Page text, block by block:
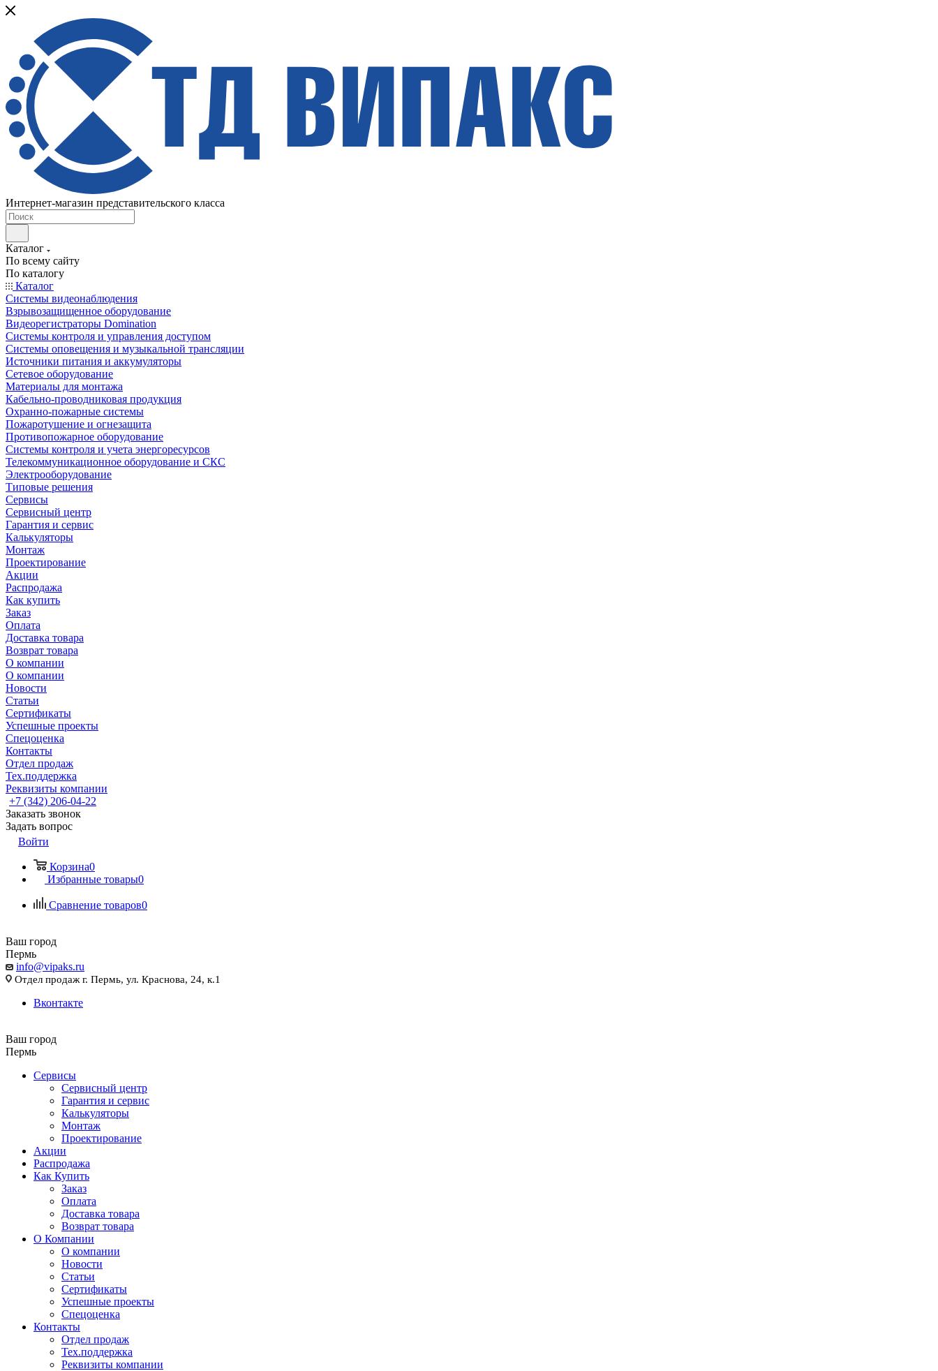
Интернет-магазин представительского класса
Каталог
По всему сайту
По каталогу
Каталог
Системы видеонаблюдения
Взрывозащищенное оборудование
Видеорегистраторы Domination
Системы контроля и управления доступом
Системы оповещения и музыкальной трансляции
Источники питания и аккумуляторы
Сетевое оборудование
Материалы для монтажа
Кабельно-проводниковая продукция
Охранно-пожарные системы
Пожаротушение и огнезащита
Противопожарное оборудование
Системы контроля и учета энергоресурсов
Телекоммуникационное оборудование и СКС
Электрооборудование
Типовые решения
Сервисы
Сервисный центр
Гарантия и сервис
Калькуляторы
Монтаж
Проектирование
Акции
Распродажа
Как купить
Заказ
Оплата
Доставка товара
Возврат товара
О компании
О компании
Новости
Статьи
Сертификаты
Успешные проекты
Спецоценка
Контакты
Отдел продаж
Тех.поддержка
Реквизиты компании
+7 (342) 206-04-22
Заказать звонок
Задать вопрос
Войти
Корзина0
Избранные товары0
Сравнение товаров0
Ваш город
Пермь
info@vipaks.ru
Отдел продаж г. Пермь, ул. Краснова, 24, к.1
Вконтакте
Ваш город
Пермь
Сервисы
Сервисный центр
Гарантия и сервис
Калькуляторы
Монтаж
Проектирование
Акции
Распродажа
Как Купить
Заказ
Оплата
Доставка товара
Возврат товара
О Компании
О компании
Новости
Статьи
Сертификаты
Успешные проекты
Спецоценка
Контакты
Отдел продаж
Тех.поддержка
Реквизиты компании